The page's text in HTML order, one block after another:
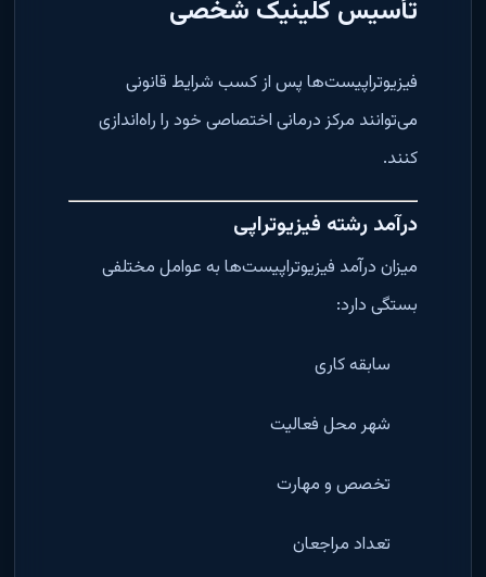
تأسیس کلینیک شخصی
فیزیوتراپیست‌ها پس از کسب شرایط قانونی
می‌توانند مرکز درمانی اختصاصی خود را راه‌اندازی
کنند.
درآمد رشته فیزیوتراپی
میزان درآمد فیزیوتراپیست‌ها به عوامل مختلفی
بستگی دارد:
سابقه کاری
شهر محل فعالیت
تخصص و مهارت
تعداد مراجعان